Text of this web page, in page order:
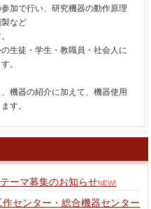
加で行い、研究機器の動作原理
など
生徒・学生・教職員・社会人に
。
機器の紹介に加えて、機器使用
す。
ーマ募集のお知らせNEW!
センター・総合機器センター